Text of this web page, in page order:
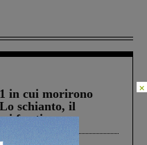
in cui morirono
schianto, il
fra tir....
×